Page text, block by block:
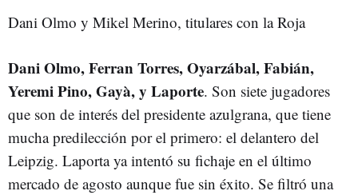
Dani Olmo y Mikel Merino, titulares con la Roja
Dani Olmo, Ferran Torres, Oyarzábal, Fabián,
Yeremi Pino, Gayà, y Laporte. Son siete jugadores
que son de interés del presidente azulgrana, que tiene
mucha predilección por el primero: el delantero del
Leipzig. Laporta ya intentó su fichaje en el último
mercado de agosto aunque fue sin éxito. Se filtró una